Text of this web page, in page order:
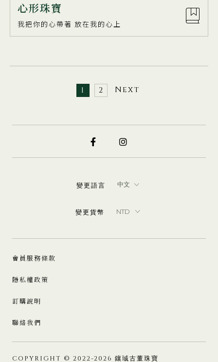
⼼形珠寶
我把你的⼼帶著 放在我的⼼上
1 2 Next
變更語言
變更貨幣
會員服務條款
隱私權政策
訂購說明
聯絡我們
COPYRIGHT © 2022-2026 鑲珹古董珠寶